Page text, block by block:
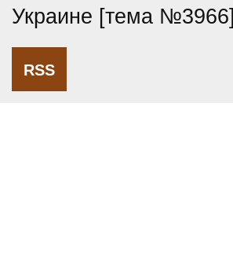
Украине [тема №3966]
RSS